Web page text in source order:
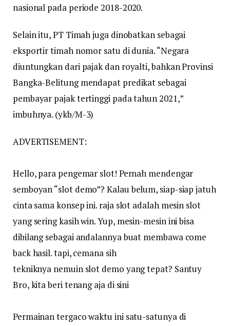
nasional pada periode 2018-2020.
Selain itu, PT Timah juga dinobatkan sebagai
eksportir timah nomor satu di dunia. “Negara
diuntungkan dari pajak dan royalti, bahkan Provinsi
Bangka-Belitung mendapat predikat sebagai
pembayar pajak tertinggi pada tahun 2021,”
imbuhnya. (ykb/M-3)
ADVERTISEMENT:
Hello, para pengemar slot! Pernah mendengar
semboyan “slot demo”? Kalau belum, siap-siap jatuh
cinta sama konsep ini. raja slot adalah mesin slot
yang sering kasih win. Yup, mesin-mesin ini bisa
dibilang sebagai andalannya buat membawa come
back hasil. tapi, cemana sih
tekniknya nemuin slot demo yang tepat? Santuy
Bro, kita beri tenang aja di sini
Permainan tergaco waktu ini satu-satunya di